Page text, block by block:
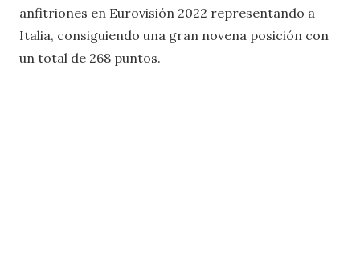
anfitriones en Eurovisión 2022 representando a
Italia, consiguiendo una gran novena posición con
un total de 268 puntos.